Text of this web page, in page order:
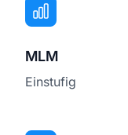
MLM
Einstufig